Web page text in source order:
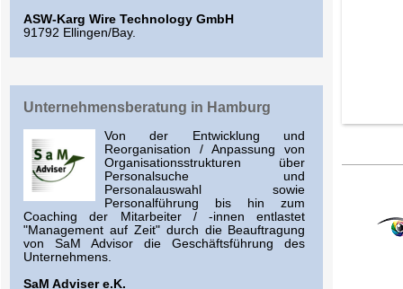
ASW-Karg Wire Technology GmbH
91792 Ellingen/Bay.
Unternehmensberatung in Hamburg
Von der Entwicklung und
Reorganisation / Anpassung von
Organisationsstrukturen über
Personalsuche und
Personalauswahl sowie
Personalführung bis hin zum
Coaching der Mitarbeiter / -innen entlastet
"Management auf Zeit" durch die Beauftragung
von SaM Advisor die Geschäftsführung des
Unternehmens.
SaM Adviser e.K.